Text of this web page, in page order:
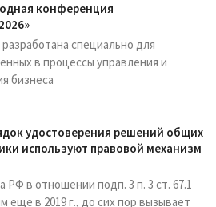
конференция
специально для
в процессы управления и
бизнеса
удостоверения решений общих
используют правовой механизм
РФ в отношении подп. 3 п. 3 ст. 67.1
еще в 2019 г., до сих пор вызывает